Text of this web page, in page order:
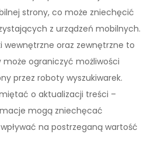
strony, co może zniechęcić
z urządzeń mobilnych.
wewnętrzne oraz zewnętrzne to
może ograniczyć możliwości
przez roboty wyszukiwarek.
o aktualizacji treści –
mogą zniechęcać
na postrzeganą wartość